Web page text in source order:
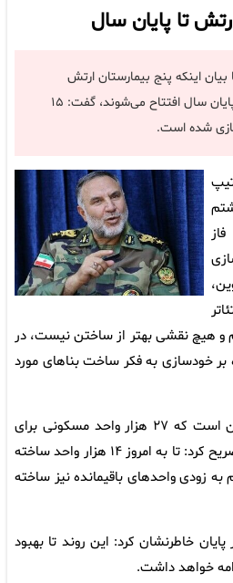
اینکه پنج بیمارستان ارتش
کلنگ‌زنی و ساخته شده و تا پایان سال افتتاح می‌شوند، گفت: ۱۵
شده است.
و هیچ نقشی بهتر از ساختن نیست، در
خودسازی به فکر ساخت بناهای مورد
وی با بیان اینکه برنامه ما این است که ۲۷ هزار واحد مسکونی برای
کارکنان ارتش ساخته شود، تصریح کرد: تا به امروز ۱۴ هزار واحد ساخته
به زودی واحدهای باقیمانده نیز ساخته
خاطرنشان کرد: این روند تا بهبود
خواهد داشت.